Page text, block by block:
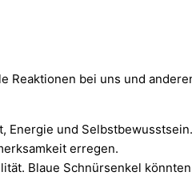
Reaktionen bei uns und
Energie und
erregen.
Blaue Schnürsenkel